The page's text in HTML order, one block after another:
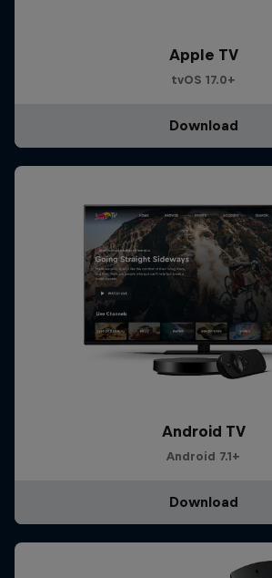
Apple TV
tvOS 17.0+
Download
Android TV
Android 7.1+
Download